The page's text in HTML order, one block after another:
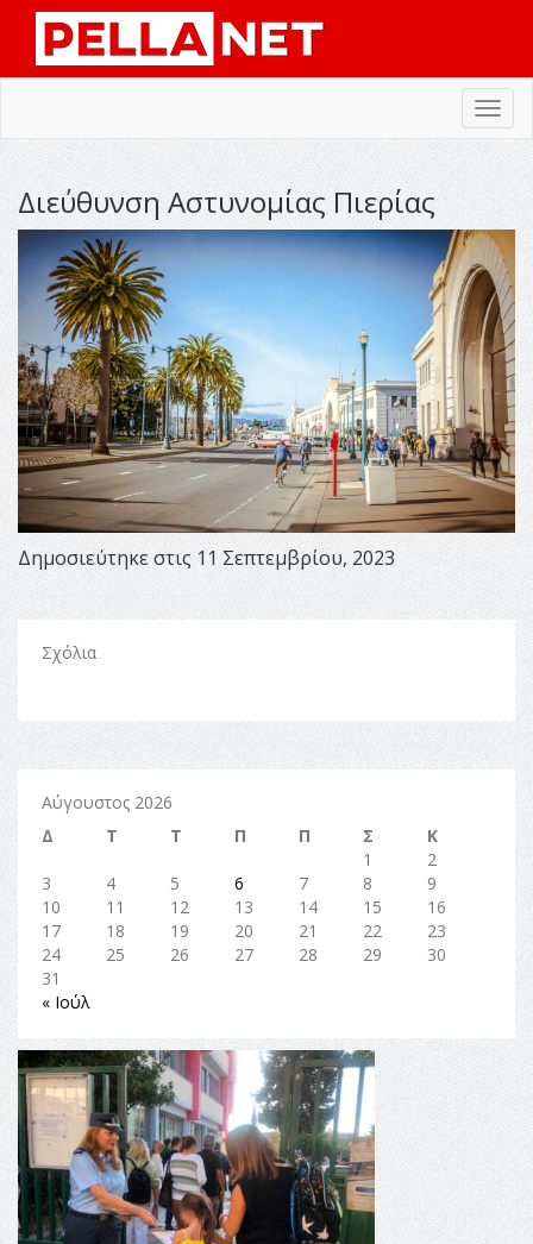
Διεύθυνση Αστυνομίας Πιερίας
Δημοσιεύτηκε στις 11 Σεπτεμβρίου, 2023
Σχόλια
Αύγουστος 2026
Δ
Τ Τ Π Π Σ
Κ
1
2
3
4 5 6 7 8
9
10
11 12 13 14 15
16
17
18 19 20 21 22
23
24
25 26 27 28 29
30
31
« Ιούλ